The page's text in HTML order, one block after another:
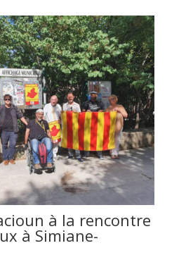
à la rencontre
à Simiane-